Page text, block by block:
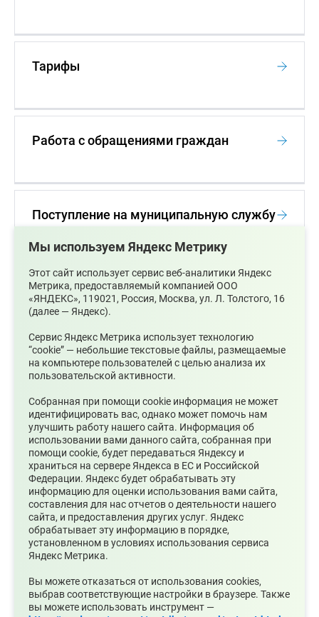
Тарифы
Работа с обращениями граждан
Поступление на муниципальную службу
Конкурс на замещение должности
муниципальной службы
Охрана труда
Резерв управленческих кадров
Административный участок № 27
ул. Уральская с №26 и до конца (четная сторона); ул.
Октябрьская; ул. Отдыха; ул. Свердлова; ул.
Школьников; пер. Лесозаводской; пос. Коптяки; пос.
Мы используем Яндекс Метрику
Этот сайт использует сервис веб-аналитики Яндекс
Метрика, предоставляемый компанией ООО
«ЯНДЕКС», 119021, Россия, Москва, ул. Л. Толстого, 16
(далее — Яндекс).
Сервис Яндекс Метрика использует технологию
“cookie” — небольшие текстовые файлы, размещаемые
на компьютере пользователей с целью анализа их
пользовательской активности.
Собранная при помощи cookie информация не может
идентифицировать вас, однако может помочь нам
улучшить работу нашего сайта. Информация об
использовании вами данного сайта, собранная при
помощи cookie, будет передаваться Яндексу и
храниться на сервере Яндекса в ЕС и Российской
Федерации. Яндекс будет обрабатывать эту
информацию для оценки использования вами сайта,
составления для нас отчетов о деятельности нашего
сайта, и предоставления других услуг. Яндекс
обрабатывает эту информацию в порядке,
установленном в условиях использования сервиса
Яндекс Метрика.
Вы можете отказаться от использования cookies,
выбрав соответствующие настройки в браузере. Также
вы можете использовать инструмент —